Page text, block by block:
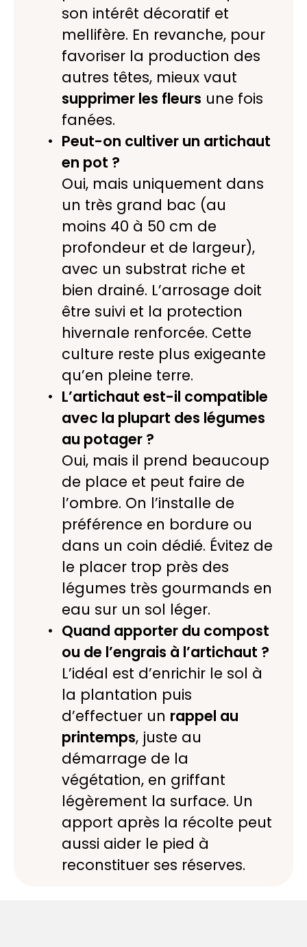
son intérêt décoratif et
mellifère. En revanche, pour
favoriser la production des
autres têtes, mieux vaut
supprimer les fleurs une fois
fanées.
Peut-on cultiver un artichaut
en pot ?
Oui, mais uniquement dans
un très grand bac (au
moins 40 à 50 cm de
profondeur et de largeur),
avec un substrat riche et
bien drainé. L’arrosage doit
être suivi et la protection
hivernale renforcée. Cette
culture reste plus exigeante
qu’en pleine terre.
L’artichaut est-il compatible
avec la plupart des légumes
au potager ?
Oui, mais il prend beaucoup
de place et peut faire de
l’ombre. On l’installe de
préférence en bordure ou
dans un coin dédié. Évitez de
le placer trop près des
légumes très gourmands en
eau sur un sol léger.
Quand apporter du compost
ou de l’engrais à l’artichaut ?
L’idéal est d’enrichir le sol à
la plantation puis
d’effectuer un rappel au
printemps, juste au
démarrage de la
végétation, en griffant
légèrement la surface. Un
apport après la récolte peut
aussi aider le pied à
reconstituer ses réserves.